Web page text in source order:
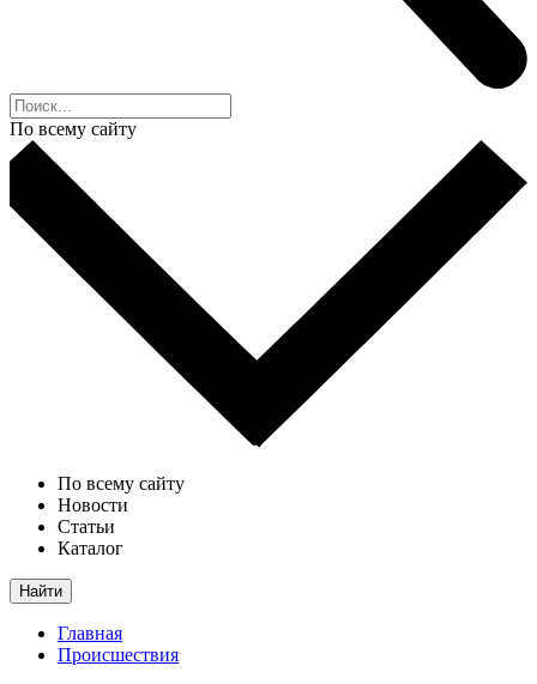
По всему сайту
По всему сайту
Новости
Статьи
Каталог
Найти
Главная
Происшествия